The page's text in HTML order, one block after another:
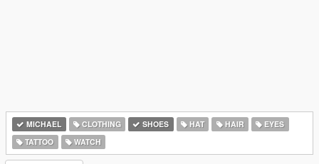
MICHAEL CLOTHING SHOES HAT HAIR
EYES
TATTOO
WATCH